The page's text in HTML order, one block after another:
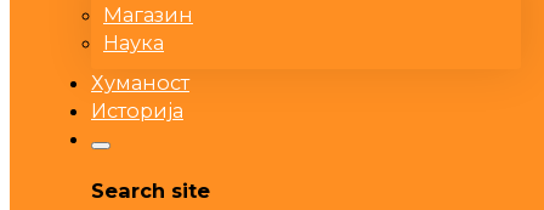
Магазин
Наука
Хуманост
Историја
Search site